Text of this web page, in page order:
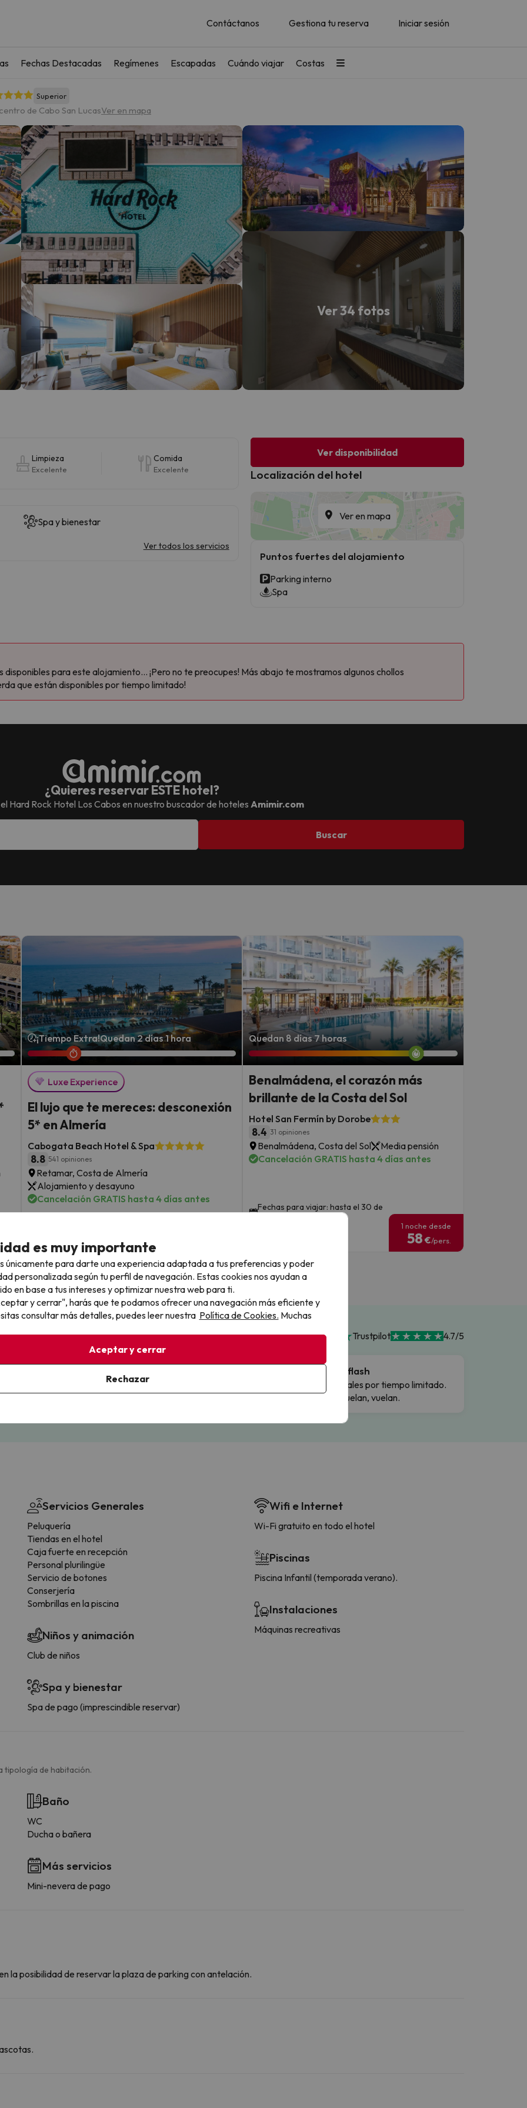
Contáctanos Gestiona tu reserva Iniciar sesión
Fechas Destacadas Regímenes Escapadas Cuándo viajar Costas
Superior
de Cabo San LucasVer en mapa
Ver 34 fotos
Limpieza
Excelente
Comida
Excelente
Spa y bienestar
Ver todos los servicios
Ver disponibilidad
Localización del hotel
Ver en mapa
Puntos fuertes del alojamiento
Parking interno
Spa
para este alojamiento... ¡Pero no te preocupes! Más abajo te mostramos algunos chollos
que están disponibles por tiempo limitado!
¿Quieres reservar ESTE hotel?
Hard Rock Hotel Los Cabos en nuestro buscador de hoteles Amimir.com
Buscar
¡Tiempo Extra!Quedan 2 días 1 hora
Luxe Experience
El lujo que te mereces: desconexión
5* en Almería
Cabogata Beach Hotel & Spa
8.8 541 opiniones
Retamar, Costa de Almería
Alojamiento y desayuno
Cancelación GRATIS hasta 4 días antes
Quedan 8 días 7 horas
Benalmádena, el corazón más
brillante de la Costa del Sol
Hotel San Fermín by Dorobe
8.4 31 opiniones
Benalmádena, Costa del Sol
Media pensión
Cancelación GRATIS hasta 4 días antes
Fechas para viajar: hasta el 30 de
1 noche desde
58 €/pers.
Ver todos los chollos
Trustpilot 4.7/5
y cancelaciones con total
Fracciona o financia tu viaje.
Reserva ahora, paga luego.
Ofertas flash
Precios reales por tiempo limitado.
Cuando vuelan, vuelan.
Servicios Generales
Peluquería
Tiendas en el hotel
Caja fuerte en recepción
Personal plurilingüe
Servicio de botones
Conserjería
Sombrillas en la piscina
Niños y animación
Club de niños
Spa y bienestar
Spa de pago (imprescindible reservar)
Wifi e Internet
Wi-Fi gratuito en todo el hotel
Piscinas
Piscina Infantil (temporada verano).
Instalaciones
Máquinas recreativas
tipología de habitación.
Baño
WC
Ducha o bañera
Más servicios
Mini-nevera de pago
la posibilidad de reservar la plaza de parking con antelación.
es muy importante
únicamente para darte una experiencia adaptada a tus preferencias y poder
personalizada según tu perfil de navegación. Estas cookies nos ayudan a
en base a tus intereses y optimizar nuestra web para ti.
y cerrar", harás que te podamos ofrecer una navegación más eficiente y
consultar más detalles, puedes leer nuestra Política de Cookies. Muchas
Aceptar y cerrar
Rechazar